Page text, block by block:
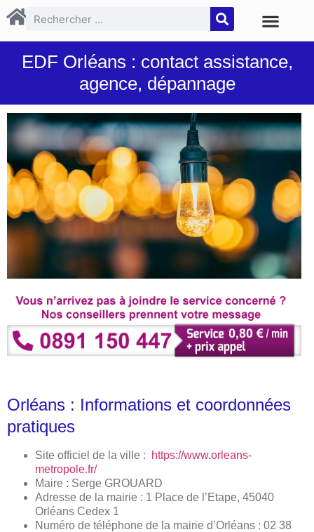
EDF Orléans : contact assistance,
agence, dépannage
Orléans : Informations et coordonnées
pratiques
Site officiel de la ville :
https://www.orleans-
metropole.fr/
Maire : Serge GROUARD
Adresse de la mairie : 1 Place de l’Etape, 45040
Orléans Cedex 1
Numéro de téléphone de la mairie d’Orléans : 02 38